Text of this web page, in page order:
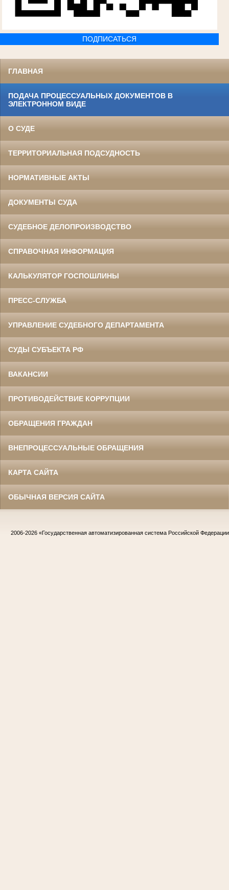
ПОДПИСАТЬСЯ
ГЛАВНАЯ
ПОДАЧА ПРОЦЕССУАЛЬНЫХ ДОКУМЕНТОВ В
ЭЛЕКТРОННОМ ВИДЕ
О СУДЕ
ТЕРРИТОРИАЛЬНАЯ ПОДСУДНОСТЬ
НОРМАТИВНЫЕ АКТЫ
ДОКУМЕНТЫ СУДА
СУДЕБНОЕ ДЕЛОПРОИЗВОДСТВО
СПРАВОЧНАЯ ИНФОРМАЦИЯ
КАЛЬКУЛЯТОР ГОСПОШЛИНЫ
ПРЕСС-СЛУЖБА
УПРАВЛЕНИЕ СУДЕБНОГО ДЕПАРТАМЕНТА
СУДЫ СУБЪЕКТА РФ
ВАКАНСИИ
ПРОТИВОДЕЙСТВИЕ КОРРУПЦИИ
ОБРАЩЕНИЯ ГРАЖДАН
ВНЕПРОЦЕССУАЛЬНЫЕ ОБРАЩЕНИЯ
КАРТА САЙТА
ОБЫЧНАЯ ВЕРСИЯ САЙТА
2006-2026 «Государственная автоматизированная система Российской